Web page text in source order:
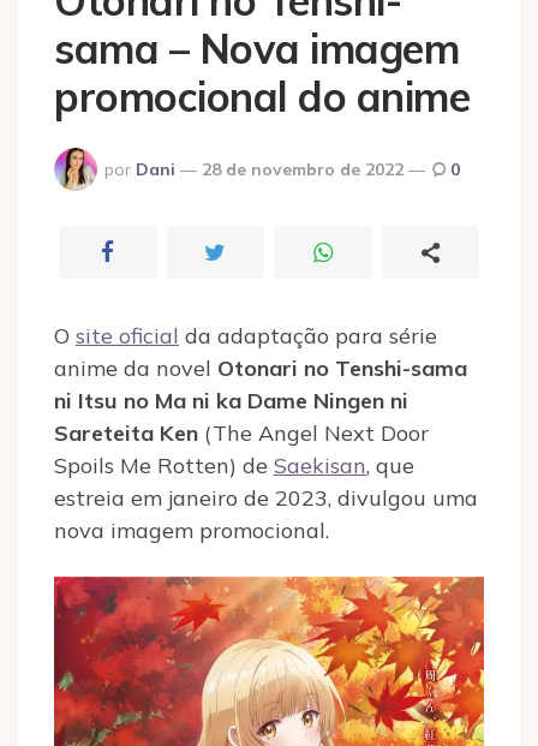
sama – Nova imagem
promocional do anime
Postado
por
por Dani 28 de novembro de 2022 0
O site oficial da adaptação para série
anime da novel Otonari no Tenshi-sama
ni Itsu no Ma ni ka Dame Ningen ni
Sareteita Ken (The Angel Next Door
Spoils Me Rotten) de Saekisan, que
estreia em janeiro de 2023, divulgou uma
nova imagem promocional.